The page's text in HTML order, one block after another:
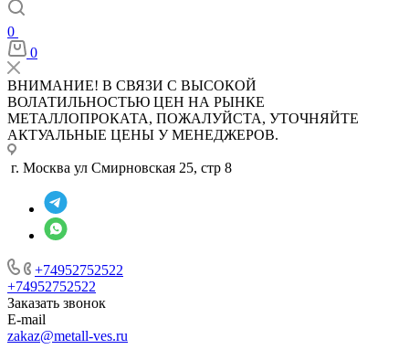
0
0
ВНИМАНИЕ! В СВЯЗИ С ВЫСОКОЙ
ВОЛАТИЛЬНОСТЬЮ ЦЕН НА РЫНКЕ
МЕТАЛЛОПРОКАТА, ПОЖАЛУЙСТА, УТОЧНЯЙТЕ
АКТУАЛЬНЫЕ ЦЕНЫ У МЕНЕДЖЕРОВ.
г. Москва ул Смирновская 25, стр 8
+74952752522
+74952752522
Заказать звонок
E-mail
zakaz@metall-ves.ru